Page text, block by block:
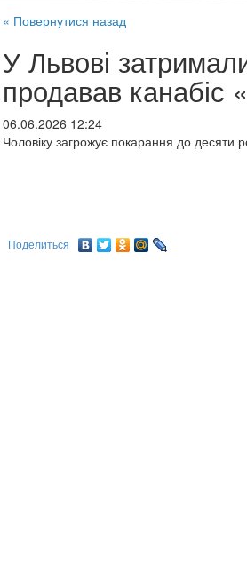
« Повернутися назад
У Львові
продавав канабіс
06.06.2026 12:24
Чоловіку загрожує покарання до десяти
Поделиться